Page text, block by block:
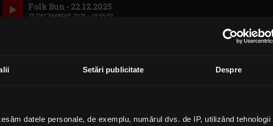
Setări publicitate Despre
datele personale, de exemplu, numărul dvs. de IP, utilizând tehnologii
Folk Bun - 22.12.2025
23 DECEMBRIE 2025 – 01:55:57
16 DECEMBRIE 2025 –01:57:46
Folk Bun - 8.12.2025